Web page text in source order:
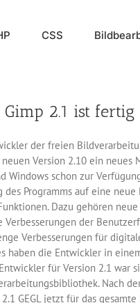
CSS
2.1 ist fertig
der freien
Version 2.10 ein
Windows schon zur
Programms auf eine neue
Dazu gehören neue
der
Verbesserungen für
haben die Entwickler in
für Version 2.1 war
Nach
GEGL jetzt für das